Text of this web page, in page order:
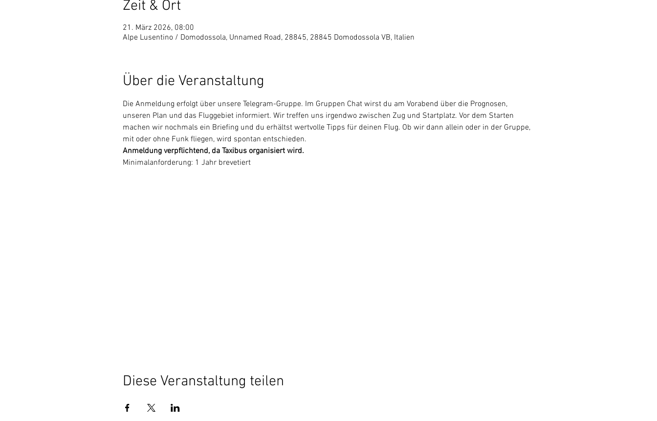
Zeit & Ort
21. März 2026, 08:00
Alpe Lusentino / Domodossola, Unnamed Road, 28845, 28845 Domodossola VB, Italien
Über die Veranstaltung
Die Anmeldung erfolgt über unsere Telegram-Gruppe. Im Gruppen Chat wirst du am Vorabend über die Prognosen,
unseren Plan und das Fluggebiet informiert. Wir treffen uns irgendwo zwischen Zug und Startplatz. Vor dem Starten
machen wir nochmals ein Briefing und du erhältst wertvolle Tipps für deinen Flug. Ob wir dann allein oder in der Gruppe,
mit oder ohne Funk fliegen, wird spontan entschieden.
Anmeldung verpflichtend, da Taxibus organisiert wird.
Minimalanforderung: 1 Jahr brevetiert
Diese Veranstaltung teilen